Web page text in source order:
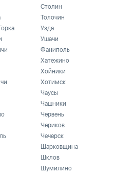
Столин
Толочин
Узда
Ушачи
Фаниполь
Хатежино
Хойники
Хотимск
Чаусы
Чашники
Червень
Чериков
Чечерск
Шарковщина
Шклов
Шумилино